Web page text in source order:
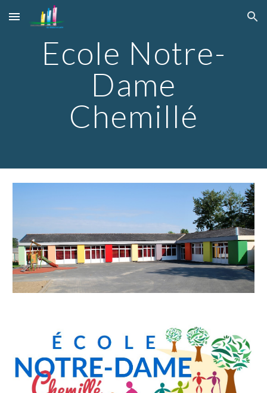
Skip to main content Skip to navigation
Ecole Notre-
Dame
Chemillé